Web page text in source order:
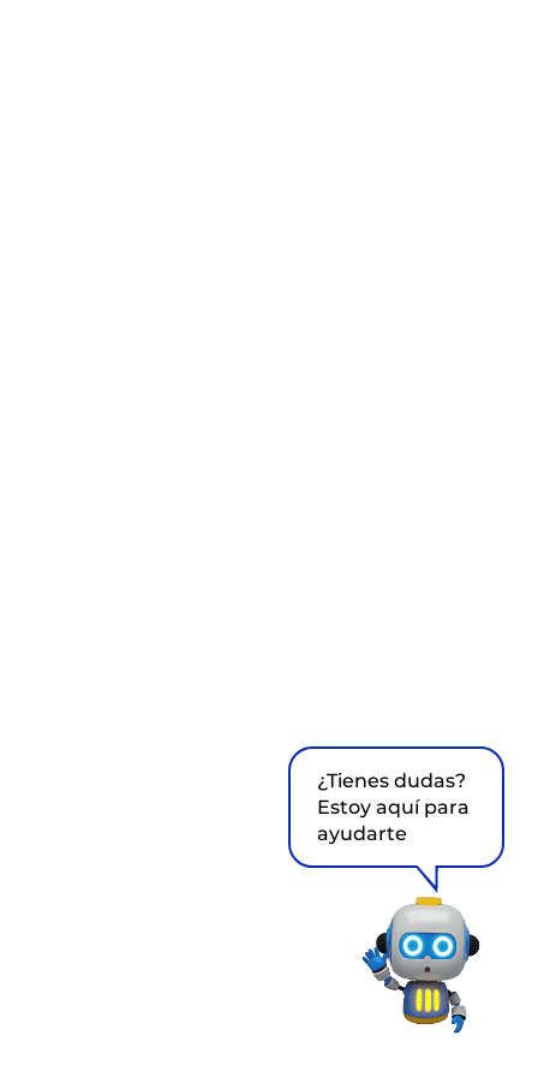
¿Tienes dudas?
Estoy aquí para
ayudarte